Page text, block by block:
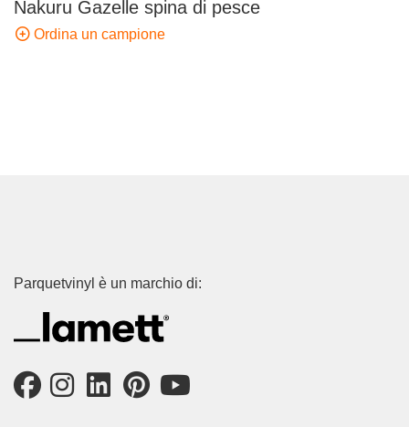
Nakuru Gazelle spina di pesce
Ordina un campione
Parquetvinyl è un marchio di: